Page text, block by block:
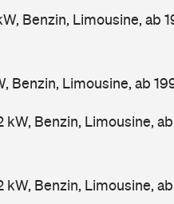
Benzin, Limousine, ab
Benzin, Limousine, ab
Benzin, Limousine,
Benzin, Limousine,